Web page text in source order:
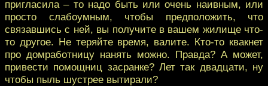
пригласила – то надо быть или очень наивным, или
просто слабоумным, чтобы предположить, что
связавшись с ней, вы получите в вашем жилище что-
то другое. Не теряйте время, валите. Кто-то квакнет
про домработницу нанять можно. Правда? А может,
привести помощниц засранке? Лет так двадцати, ну
чтобы пыль шустрее вытирали?